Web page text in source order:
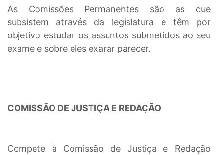
As Comissões Permanentes são as que
subsistem através da legislatura e têm por
objetivo estudar os assuntos submetidos ao seu
exame e sobre eles exarar parecer.
COMISSÃO DE JUSTIÇA E REDAÇÃO
Compete à Comissão de Justiça e Redação